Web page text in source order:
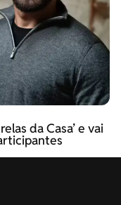
da Casa’ e vai